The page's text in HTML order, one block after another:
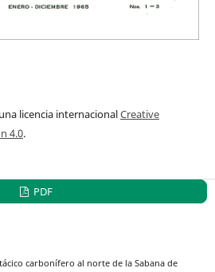
licencia internacionalCreative
4.0.
PDF
carbonífero al norte de la Sabana de